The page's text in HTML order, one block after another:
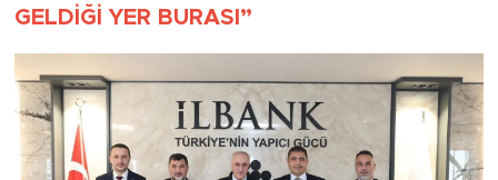
GELDİĞİ YER BURASI”